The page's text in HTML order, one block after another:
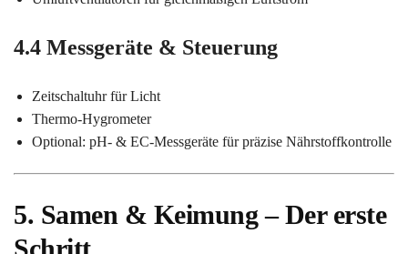
4.4 Messgeräte & Steuerung
Zeitschaltuhr für Licht
Thermo-Hygrometer
Optional: pH- & EC-Messgeräte für präzise Nährstoffkontrolle
5. Samen & Keimung – Der erste